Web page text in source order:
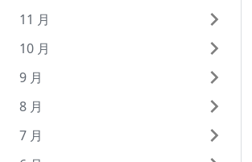
12 月 31 日（週四）
12 月 30 日（週三）
12 月 29 日（週二）
12 月 28 日（週一）
12 月 27 日（週日）
11 月
11 月 30 日（週一）
11 月 29 日（週日）
11 月 28 日（週六）
11 月 27 日（週五）
10 月
10 月 31 日（週六）
10 月 30 日（週五）
10 月 29 日（週四）
9 月
9 月 30 日（週三）
9 月 29 日（週二）
8 月
8 月 31 日（週一）
7 月